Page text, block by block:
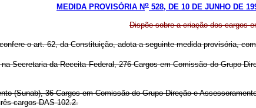
MEDIDA PROVISÓRIA No 528, DE 10 DE JUNHO DE
Dispõe sobre a criação dos cargos
o art. 62, da Constituição, adota a seguinte medida provisória,
Secretaria da Receita Federal, 276 Cargos em Comissão do Grupo
(Sunab), 36 Cargos em Comissão do Grupo Direção e
cargos DAS 102.2.